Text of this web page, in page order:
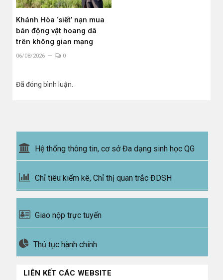
Khánh Hòa ‘siết’ nạn mua
bán động vật hoang dã
trên không gian mạng
06/08/2026 0
Đã đóng bình luận.
Hệ thống thông tin, cơ sở Đa dạng sinh học QG
Chỉ tiêu kiểm kê, Chỉ thị quan trắc ĐDSH
Giao nộp trực tuyến
Thủ tục hành chính
LIÊN KẾT CÁC WEBSITE